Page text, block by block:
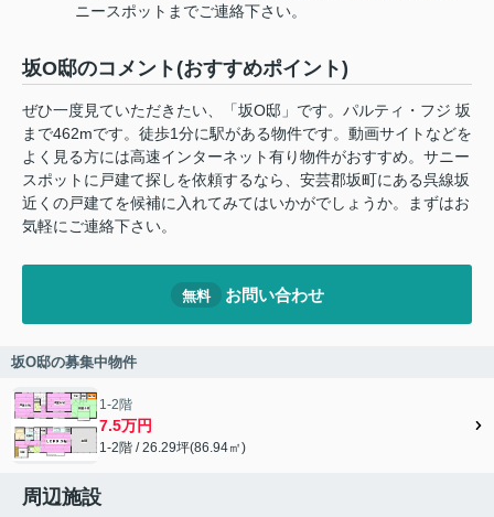
ニースポットまでご連絡下さい。
坂O邸のコメント(おすすめポイント)
ぜひ一度見ていただきたい、「坂O邸」です。パルティ・フジ 坂
まで462mです。徒歩1分に駅がある物件です。動画サイトなどを
よく見る方には高速インターネット有り物件がおすすめ。サニー
スポットに戸建て探しを依頼するなら、安芸郡坂町にある呉線坂
近くの戸建てを候補に入れてみてはいかがでしょうか。まずはお
気軽にご連絡下さい。
無料 お問い合わせ
坂O邸の募集中物件
1-2階
7.5万円
1-2階 / 26.29坪(86.94㎡)
周辺施設